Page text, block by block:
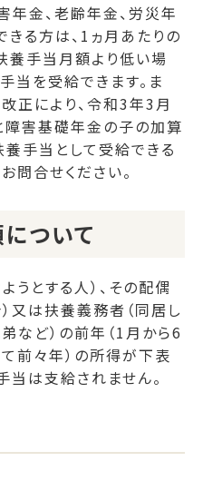
年金、老齢年金、労災年
きる方は、1ヵ月あたりの
手当月額より低い場
当を受給できます。ま
正により、令和3年3月
害基礎年金の子の加算
手当として受給できる
問合せください。
ついて
とする人）、その配偶
又は扶養義務者（同居し
など）の前年（1月から6
前々年）の所得が下表
当は支給されません。